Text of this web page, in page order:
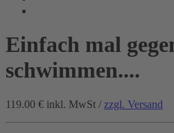
Einfach mal
schwimmen....
119.00 € inkl. MwSt / zzgl. Versand